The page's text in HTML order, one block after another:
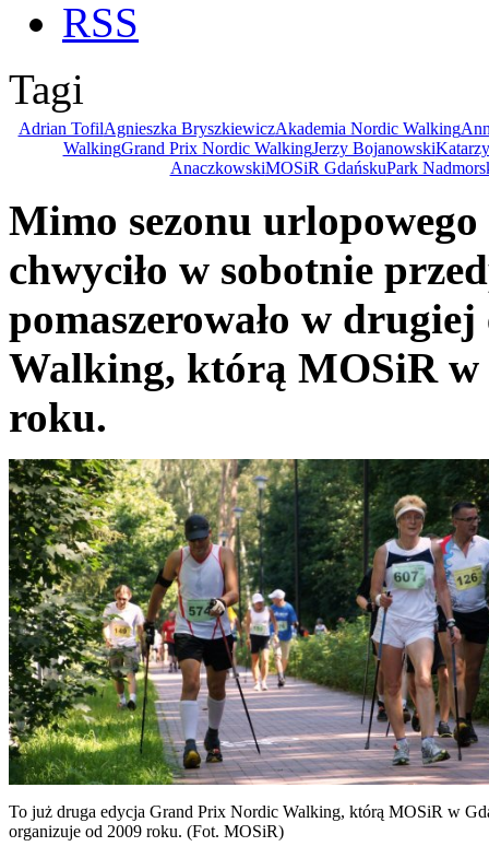
Tagi
Adrian TofilAgnieszka BryszkiewiczAkademia Nordic Walking
WalkingGrand Prix Nordic WalkingJerzy Bojanowski
AnaczkowskiMOSiR GdańskuPark
Mimo sezonu
chwyciło w sobotnie
pomaszerowało w
Walking, którą MOSiR w
roku.
To już druga edycja Grand Prix Nordic Walking, którą MOSiR w
organizuje od 2009 roku. (Fot. MOSiR)